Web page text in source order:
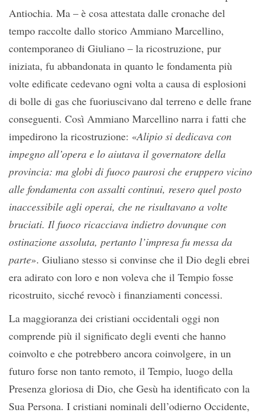
Antiochia. Ma – è cosa attestata dalle cronache del
tempo raccolte dallo storico Ammiano Marcellino,
contemporaneo di Giuliano – la ricostruzione, pur
iniziata, fu abbandonata in quanto le fondamenta più
volte edificate cedevano ogni volta a causa di esplosioni
di bolle di gas che fuoriuscivano dal terreno e delle frane
conseguenti. Così Ammiano Marcellino narra i fatti che
impedirono la ricostruzione: «Alipio si dedicava con
impegno all’opera e lo aiutava il governatore della
provincia: ma globi di fuoco paurosi che eruppero vicino
alle fondamenta con assalti continui, resero quel posto
inaccessibile agli operai, che ne risultavano a volte
bruciati. Il fuoco ricacciava indietro dovunque con
ostinazione assoluta, pertanto l’impresa fu messa da
parte». Giuliano stesso si convinse che il Dio degli ebrei
era adirato con loro e non voleva che il Tempio fosse
ricostruito, sicché revocò i finanziamenti concessi.
La maggioranza dei cristiani occidentali oggi non
comprende più il significato degli eventi che hanno
coinvolto e che potrebbero ancora coinvolgere, in un
futuro forse non tanto remoto, il Tempio, luogo della
Presenza gloriosa di Dio, che Gesù ha identificato con la
Sua Persona. I cristiani nominali dell’odierno Occidente,